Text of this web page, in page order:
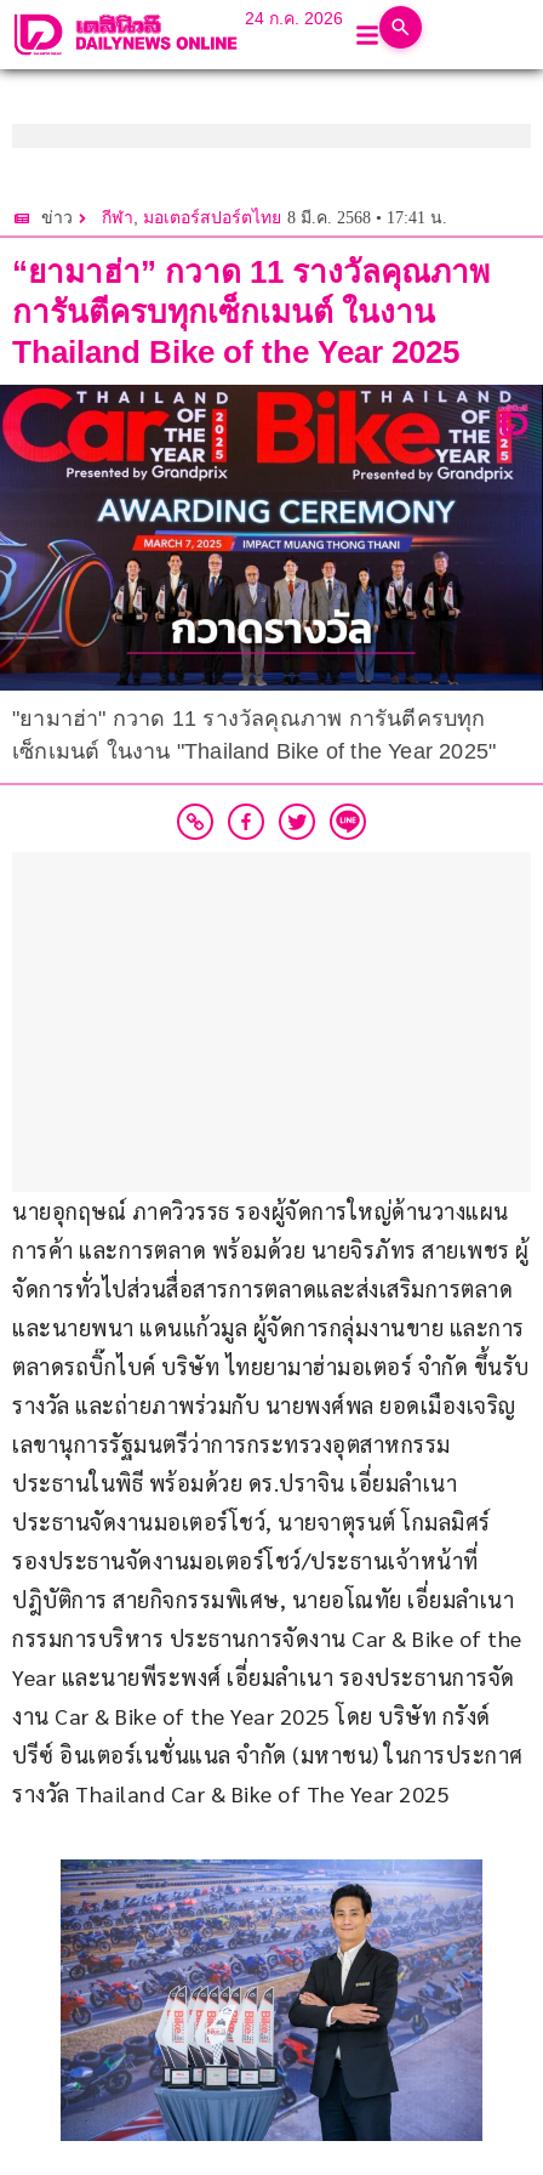
24 ก.ค. 2026
ข่าว กีฬา, มอเตอร์สปอร์ตไทย 8 มี.ค. 2568 • 17:41 น.
“ยามาฮ่า” กวาด 11 รางวัลคุณภาพ
การันตีครบทุกเซ็กเมนต์ ในงาน
Thailand Bike of the Year 2025
"ยามาฮ่า" กวาด 11 รางวัลคุณภาพ การันตีครบทุก
เซ็กเมนต์ ในงาน "Thailand Bike of the Year 2025"
นายอุกฤษณ์ ภาควิวรรธ รองผู้จัดการใหญ่ด้านวางแผน
การค้า และการตลาด พร้อมด้วย นายจิรภัทร สายเพชร ผู้
จัดการทั่วไปส่วนสื่อสารการตลาดและส่งเสริมการตลาด
และนายพนา แดนแก้วมูล ผู้จัดการกลุ่มงานขาย และการ
ตลาดรถบิ๊กไบค์ บริษัท ไทยยามาฮ่ามอเตอร์ จำกัด ขึ้นรับ
รางวัล และถ่ายภาพร่วมกับ นายพงศ์พล ยอดเมืองเจริญ
เลขานุการรัฐมนตรีว่าการกระทรวงอุตสาหกรรม
ประธานในพิธี พร้อมด้วย ดร.ปราจิน เอี่ยมลำเนา
ประธานจัดงานมอเตอร์โชว์, นายจาตุรนต์ โกมลมิศร์
รองประธานจัดงานมอเตอร์โชว์/ประธานเจ้าหน้าที่
ปฎิบัติการ สายกิจกรรมพิเศษ, นายอโณทัย เอี่ยมลำเนา
กรรมการบริหาร ประธานการจัดงาน Car & Bike of the
Year และนายพีระพงศ์ เอี่ยมลำเนา รองประธานการจัด
งาน Car & Bike of the Year 2025 โดย บริษัท กรังด์
ปรีซ์ อินเตอร์เนชั่นแนล จำกัด (มหาชน) ในการประกาศ
รางวัล Thailand Car & Bike of The Year 2025